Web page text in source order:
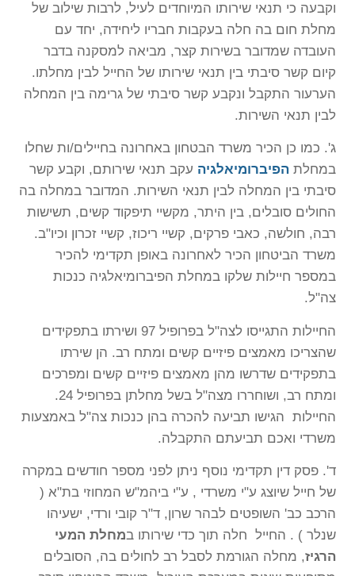
וקבעה כי תנאי שירותו המיוחדים לעיל, לרבות שילוב של
מחלת חום בה חלה בעקבות חבריו ליחידה, יחד עם
העובדה שמדובר בשירות קצר, מביאה למסקנה בדבר
קיום קשר סיבתי בין תנאי שירותו של החייל לבין מחלתו.
הערעור התקבל ונקבע קשר סיבתי של גרימה בין המחלה
לבין תנאי השירות.
ג'. כמו כן הכיר משרד הבטחון באחרונה בחיילים/ות שחלו
במחלת הפיברומיאלגיה עקב תנאי שירותם, וקבע קשר
סיבתי בין המחלה לבין תנאי השירות. המדובר במחלה בה
החולים סובלים, בין היתר, מקשיי תיפקוד קשים, תשישות
רבה, חולשה, כאבי פרקים, קשיי ריכוז, קשיי זכרון וכיו"ב.
משרד הביטחון הכיר לאחרונה באופן תקדימי להכיר
במספר חיילות שלקו במחלת הפיברומיאלגיה כנכות
צה"ל.
החיילות התגייסו לצה"ל בפרופיל 97 ושירתו בתפקידים
שהצריכו מאמצים פיזיים קשים ומתח רב. הן שירתו
בתפקידים שדרשו מהן מאמצים פיזיים קשים ומפרכים
ומתח רב, ושוחררו מצה"ל בשל מחלתן בפרופיל 24.
החיילות הגישו תביעה להכרה בהן כנכות צה"ל באמצעות
משרדי ואכם תביעתם התקבלה.
ד'. פסק דין תקדימי נוסף ניתן לפני מספר חודשים במקרה
של חייל שיוצג ע"י משרדי , ע"י ביהמ"ש המחוזי בת"א (
הרכב כב' השופטים לבהר שרון, ד"ר קובי ורדי, ישעיהו
שנלר ) . החייל חלה תוך כדי שירותו במחלת המעי
הרגיז, מחלה הגורמת לסבל רב לחולים בה, הסובלים